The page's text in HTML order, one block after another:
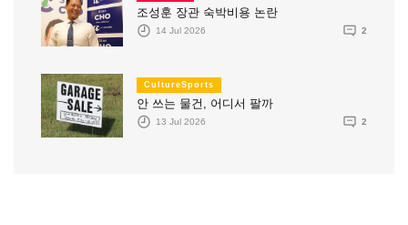
조성훈 장관 숙박비용 논란
14 Jul 2026 2
CultureSports
안 쓰는 물건, 어디서 팔까
13 Jul 2026 2